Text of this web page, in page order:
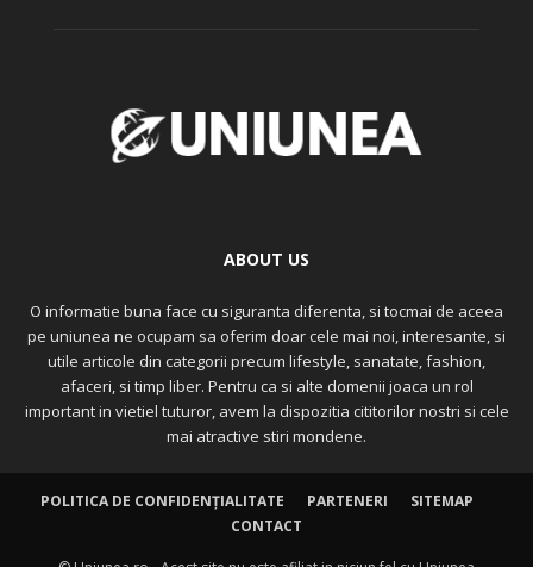
ABOUT US
O informatie buna face cu siguranta diferenta, si tocmai de aceea
pe uniunea ne ocupam sa oferim doar cele mai noi, interesante, si
utile articole din categorii precum lifestyle, sanatate, fashion,
afaceri, si timp liber. Pentru ca si alte domenii joaca un rol
important in vietiel tuturor, avem la dispozitia cititorilor nostri si cele
mai atractive stiri mondene.
POLITICA DE CONFIDENȚIALITATE PARTENERI
SITEMAP
CONTACT